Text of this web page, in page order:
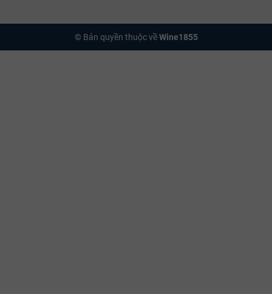
© Bản quyền thuộc vềWine1855